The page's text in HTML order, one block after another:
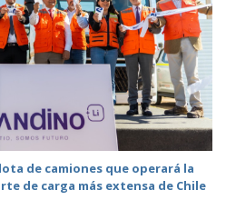
de camiones que operará la
de carga más extensa de Chile